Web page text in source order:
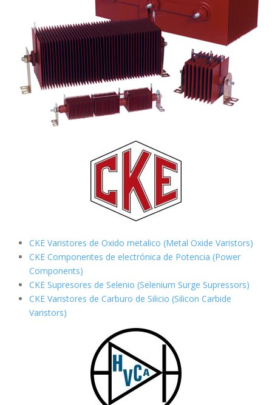
CKE Varistores de Oxido metalico (Metal Oxide Varistors)
CKE Componentes de electrónica de Potencia (Power
Components)
CKE Supresores de Selenio (Selenium Surge Supressors)
CKE Varistores de Carburo de Silicio (Silicon Carbide
Varistors)